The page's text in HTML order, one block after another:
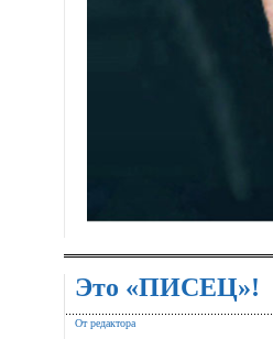
Это «ПИСЕЦ»!
От редактора